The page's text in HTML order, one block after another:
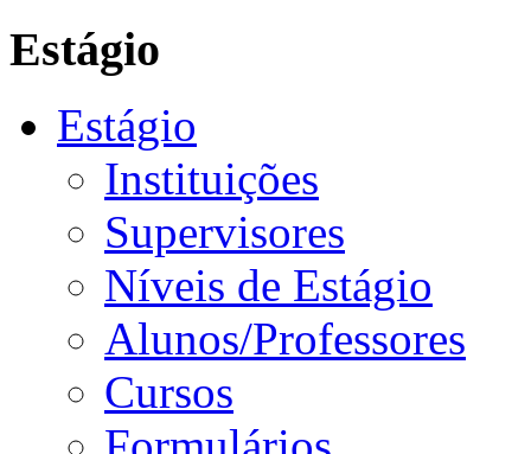
Estágio
Estágio
Instituições
Supervisores
Níveis de Estágio
Alunos/Professores
Cursos